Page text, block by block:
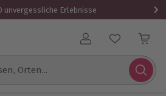
unvergessliche Erlebnisse
Benutzerkonto
Orten...